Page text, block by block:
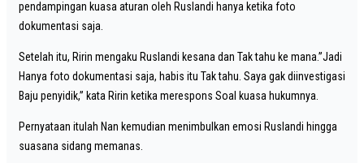
pendampingan kuasa aturan oleh Ruslandi hanya ketika foto
dokumentasi saja.
Setelah itu, Ririn mengaku Ruslandi kesana dan Tak tahu ke mana.”Jadi
Hanya foto dokumentasi saja, habis itu Tak tahu. Saya gak diinvestigasi
Baju penyidik,” kata Ririn ketika merespons Soal kuasa hukumnya.
Pernyataan itulah Nan kemudian menimbulkan emosi Ruslandi hingga
suasana sidang memanas.